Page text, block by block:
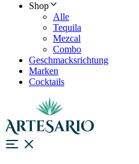
Shop
Alle
Tequila
Mezcal
Combo
Geschmacksrichtung
Marken
Cocktails